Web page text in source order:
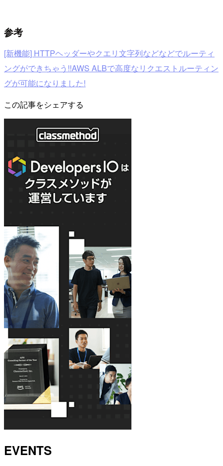
参考
[新機能] HTTPヘッダーやクエリ文字列などなどでルーティ
ングができちゃう!!AWS ALBで高度なリクエストルーティン
グが可能になりました!
この記事をシェアする
EVENTS